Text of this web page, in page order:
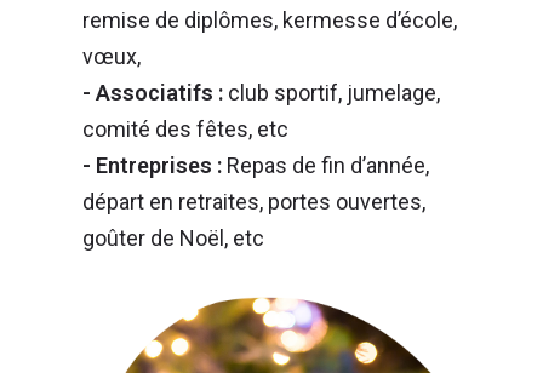
remise de diplômes, kermesse d’école,
vœux,
- Associatifs :club sportif, jumelage,
comité des fêtes, etc
- Entreprises :Repas de fin d’année,
départ en retraites, portes ouvertes,
goûter de Noël, etc